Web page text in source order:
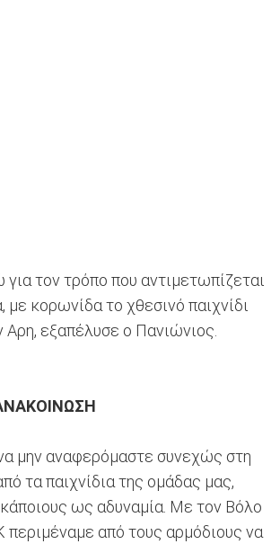
τον τρόπο που αντιμετωπίζεται
με κορωνίδα το χθεσινό παιχνίδι
Αρη, εξαπέλυσε ο Πανιώνιος.
μην αναφερόμαστε συνεχώς στη
τα παιχνίδια της ομάδας μας,
ως αδυναμία. Με τον Βόλο
περιμέναμε από τους αρμόδιους να